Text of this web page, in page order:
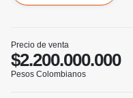
Precio de venta
$2.200.000.000
Pesos Colombianos